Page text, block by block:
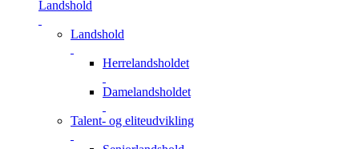
Landshold
Landshold
Herrelandsholdet
Damelandsholdet
Talent- og eliteudvikling